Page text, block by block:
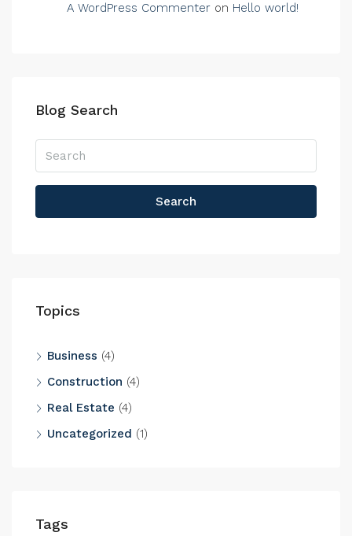
A WordPress Commenter on Hello world!
Blog Search
Search
Topics
Business (4)
Construction (4)
Real Estate (4)
Uncategorized (1)
Tags